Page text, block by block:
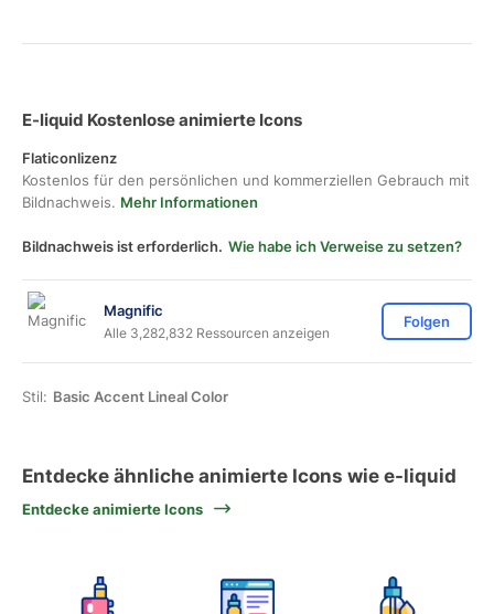
E-liquid Kostenlose animierte Icons
Flaticonlizenz
Kostenlos für den persönlichen und kommerziellen Gebrauch mit
Bildnachweis. Mehr Informationen
Bildnachweis ist erforderlich. Wie habe ich Verweise zu setzen?
Magnific
Alle 3,282,832 Ressourcen anzeigen
Folgen
Stil: Basic Accent Lineal Color
Entdecke ähnliche animierte Icons wie e-liquid
Entdecke animierte Icons